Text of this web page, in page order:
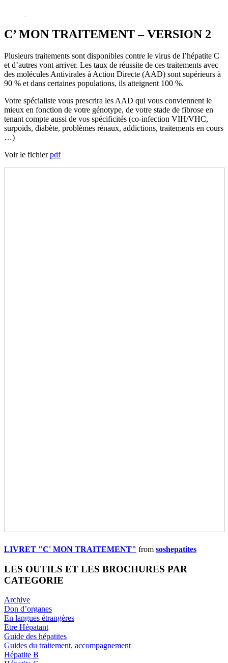
C’ MON TRAITEMENT – VERSION 2
Plusieurs traitements sont disponibles contre le virus de l’hépatite C
et d’autres vont arriver. Les taux de réussite de ces traitements avec
des molécules Antivirales à Action Directe (AAD) sont supérieurs à
90 % et dans certaines populations, ils atteignent 100 %.
Votre spécialiste vous prescrira les AAD qui vous conviennent le
mieux en fonction de votre génotype, de votre stade de fibrose en
tenant compte aussi de vos spécificités (co-infection VIH/VHC,
surpoids, diabète, problèmes rénaux, addictions, traitements en cours
…)
Voir le fichierpdf
LIVRET "C' MON TRAITEMENT" from soshepatites
LES OUTILS ET LES BROCHURES PAR
CATEGORIE
Archive
Don d’organes
En langues étrangères
Etre Hépatant
Guide des hépatites
Guides du traitement, accompagnement
Hépatite B